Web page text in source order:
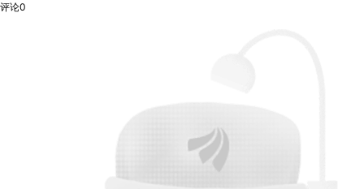
评论0